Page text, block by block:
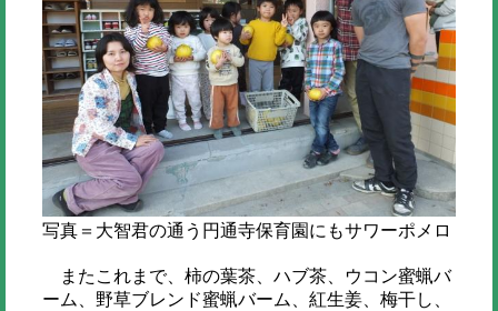
写真＝大智君の通う円通寺保育園にもサワーポメロ
またこれまで、柿の葉茶、ハブ茶、ウコン蜜蝋バ
ーム、野草ブレンド蜜蝋バーム、紅生姜、梅干し、